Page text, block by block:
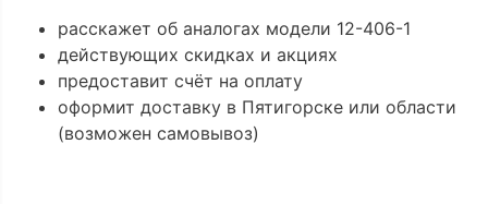
расскажет об аналогах модели 12-406-1
действующих скидках и акциях
предоставит счёт на оплату
оформит доставку в Пятигорске или области
(возможен самовывоз)